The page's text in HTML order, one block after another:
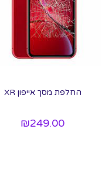
החלפת מסך אייפון XR
₪249.00